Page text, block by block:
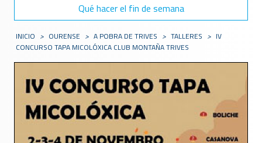
Qué hacer el fin de semana
INICIO > OURENSE > A POBRA DE TRIVES > TALLERES > IV
CONCURSO TAPA MICOLÓXICA CLUB MONTAÑA TRIVES